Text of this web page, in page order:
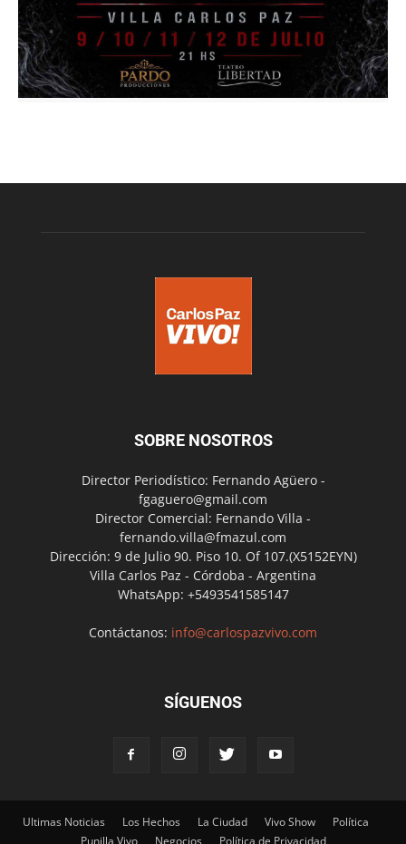
SOBRE NOSOTROS
Director Periodístico: Fernando Agüero -
fgaguero@gmail.com
Director Comercial: Fernando Villa -
fernando.villa@fmazul.com
Dirección: 9 de Julio 90. Piso 10. Of 107.(X5152EYN)
Villa Carlos Paz - Córdoba - Argentina
WhatsApp: +5493541585147
Contáctanos: info@carlospazvivo.com
SÍGUENOS
Ultimas Noticias Los Hechos La Ciudad Vivo Show
Política
Punilla Vivo
Negocios Política de Privacidad